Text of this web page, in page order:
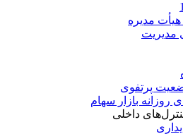
مدیره
مدیریت
پرتفوی
روزانه بازار سهام
داخلی